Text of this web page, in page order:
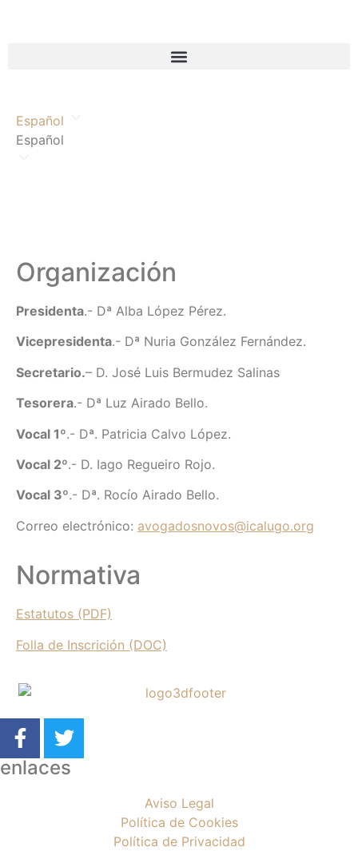
Español
Español
Organización
Presidenta.- Dª Alba López Pérez.
Vicepresidenta.- Dª Nuria González Fernández.
Secretario.– D. José Luis Bermudez Salinas
Tesorera.- Dª Luz Airado Bello.
Vocal 1º.- Dª. Patricia Calvo López.
Vocal 2º.- D. Iago Regueiro Rojo.
Vocal 3º.- Dª. Rocío Airado Bello.
Correo electrónico: avogadosnovos@icalugo.org
Normativa
Estatutos (PDF)
Folla de Inscrición (DOC)
enlaces
Aviso Legal
Política de Cookies
Política de Privacidad